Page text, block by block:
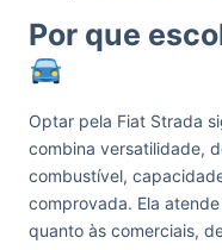
Por que
Optar pela Fiat Strada
combina versatilidade,
combustível,
comprovada. Ela
quanto às comerciais,